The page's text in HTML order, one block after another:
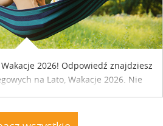
2026! Odpowiedź znajdziesz
na Lato, Wakacje 2026. Nie